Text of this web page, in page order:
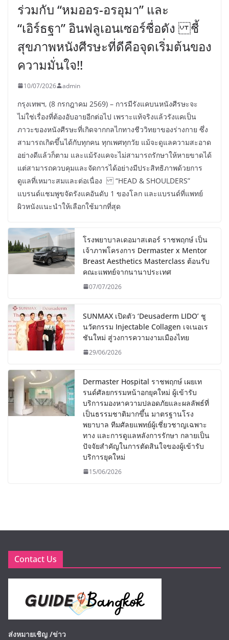
ร่วมกับ “หมออร-อรอุมา” และ
“เอิร์ธฐา” อินฟลูเอนเซอร์ชื่อดัง ชี้
สุขภาพหนังศีรษะที่ดีคือจุดเริ่มต้นของ
ความมั่นใจ!!
10/07/2026 admin
กรุงเทพฯ, (8 กรกฎาคม 2569) – การมีรังแคบนหนังศีรษะจะ
ไม่ใช่เรื่องที่ต้องอับอายอีกต่อไป เพราะแท้จริงแล้วรังแคเป็น
ภาวะของหนังศีรษะที่เกิดจากกลไกทางชีววิทยาของร่างกาย ซึ่ง
สามารถเกิดขึ้นได้กับทุกคน ทุกเพศทุกวัย แม้จะดูแลความสะอาด
อย่างดีแล้วก็ตาม และแม้รังแคจะไม่สามารถรักษาให้หายขาดได้
แต่สามารถควบคุมและจัดการได้อย่างมีประสิทธิภาพด้วยการ
ดูแลที่เหมาะสมและต่อเนื่อง “HEAD & SHOULDERS”
แบรนด์แชมพูขจัดรังแคอันดับ 1 ของโลก และแบรนด์ที่แพทย์
ผิวหนังแนะนำให้เลือกใช้มากที่สุด
โรงพยาบาลเดอมาสเตอร์ ราชพฤกษ์ เป็น
เจ้าภาพโครงการ Dermaster x Mentor
Breast Aesthetics Masterclass ต้อนรับ
คณะแพทย์จากนานาประเทศ
07/07/2026
SUNMAX เปิดตัว ‘Deusaderm LIDO’ ชู
นวัตกรรม Injectable Collagen เจเนอเร
ชันใหม่ สู่วงการความงามเมืองไทย
29/06/2026
Dermaster Hospital ราชพฤกษ์ เผยเท
รนด์ศัลยกรรมหน้าอกยุคใหม่ ผู้เข้ารับ
บริการมองหาความปลอดภัยและผลลัพธ์ที่
เป็นธรรมชาติมากขึ้น มาตรฐานโรง
พยาบาล ทีมศัลยแพทย์ผู้เชี่ยวชาญเฉพาะ
ทาง และการดูแลหลังการรักษา กลายเป็น
ปัจจัยสำคัญในการตัดสินใจของผู้เข้ารับ
บริการยุคใหม่
15/06/2026
Contact Us
ส่งหมายเชิญ /ข่าว